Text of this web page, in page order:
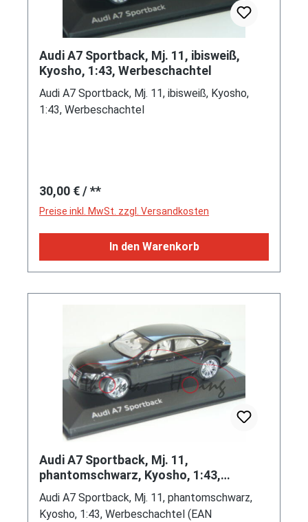
Audi A7 Sportback, Mj. 11, ibisweiß,
Kyosho, 1:43, Werbeschachtel
Audi A7 Sportback, Mj. 11, ibisweiß, Kyosho,
1:43, Werbeschachtel
Regulärer Preis:
30,00 €/ **
Preise inkl. MwSt. zzgl. Versandkosten
In den Warenkorb
Audi A7 Sportback, Mj. 11,
phantomschwarz, Kyosho, 1:43,
Werbeschachtel
Audi A7 Sportback, Mj. 11, phantomschwarz,
Kyosho, 1:43, Werbeschachtel (EAN